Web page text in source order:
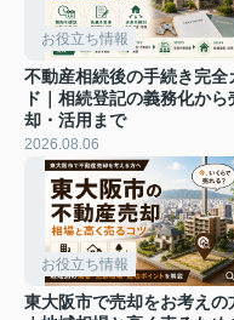
お役立ち情報
不動産相続後の手続き完全
ド｜相続登記の義務化から
却・活用まで
2026.08.06
お役立ち情報
東大阪市で売却をお考えの